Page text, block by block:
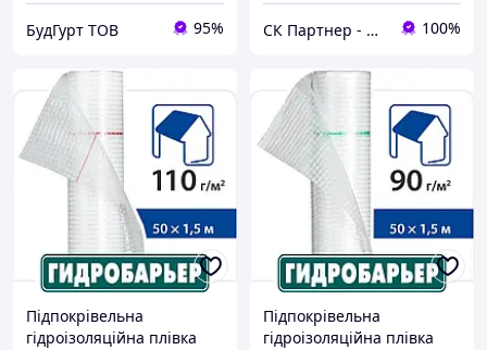
БудГурт ТОВ 95% СК Партнер - Магазин покрівельних і фасадних матеріалів 100%
Підпокрівельна
гідроізоляційна плівка
Підпокрівельна
гідроізоляційна плівка